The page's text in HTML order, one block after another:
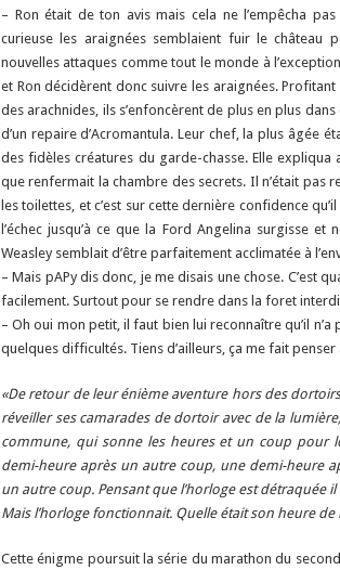
– Ron était de ton avis mais cela ne l’empêcha
curieuse les araignées semblaient fuir le
nouvelles attaques comme tout le monde à
et Ron décidèrent donc suivre les araignées.
des arachnides, ils s’enfoncèrent de plus en plus
d’un repaire d’Acromantula. Leur chef, la plus âgée
des fidèles créatures du garde-chasse. Elle expliqua
que renfermait la chambre des secrets. Il n’était pas
les toilettes, et c’est sur cette dernière confidence
l’échec jusqu’à ce que la Ford Angelina surgisse
Weasley semblait d’être parfaitement acclimatée à
– Mais pAPy dis donc, je me disais une chose. C’est
facilement. Surtout pour se rendre dans la foret
– Oh oui mon petit, il faut bien lui reconnaître qu’il
quelques difficultés. Tiens d’ailleurs, ça me fait
«De retour de leur énième aventure hors des
réveiller ses camarades de dortoir avec de la
commune, qui sonne les heures et un coup pour
demi-heure après un autre coup, une demi-heure
un autre coup. Pensant que l’horloge est détraquée il
Mais l’horloge fonctionnait. Quelle était son heure de
Cette énigme poursuit la série du marathon du